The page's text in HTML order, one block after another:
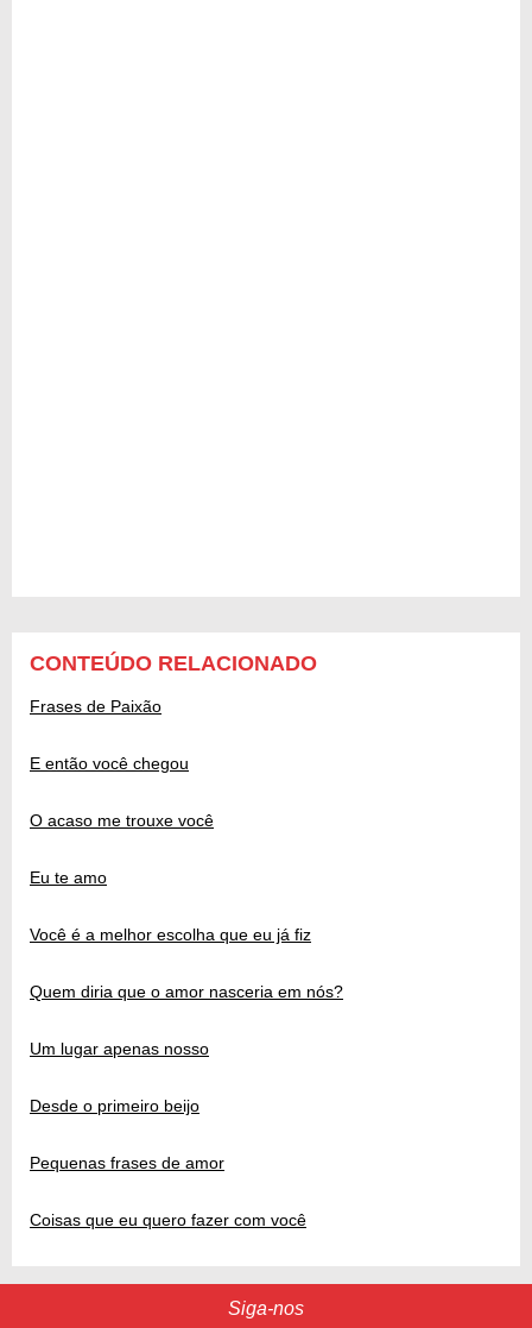
CONTEÚDO RELACIONADO
Frases de Paixão
E então você chegou
O acaso me trouxe você
Eu te amo
Você é a melhor escolha que eu já fiz
Quem diria que o amor nasceria em nós?
Um lugar apenas nosso
Desde o primeiro beijo
Pequenas frases de amor
Coisas que eu quero fazer com você
Siga-nos